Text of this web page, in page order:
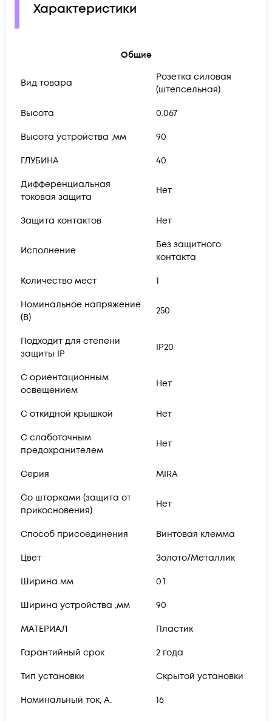
Характеристики
Общие
Вид товара
Розетка силовая
(штепсельная)
Высота 0.067
Высота устройства ,мм 90
ГЛУБИНА 40
Дифференциальная
токовая защита
Нет
Защита контактов Нет
Исполнение
Без защитного
контакта
Количество мест 1
Номинальное напряжение
(В)
250
Подходит для степени
защиты IP
IP20
С ориентационным
освещением
Нет
С откидной крышкой Нет
С слаботочным
предохранителем
Нет
Серия MIRA
Со шторками (защита от
прикосновения)
Нет
Способ присоединения Винтовая клемма
Цвет Золото/Металлик
Ширина мм 0.1
Ширина устройства ,мм 90
МАТЕРИАЛ Пластик
Гарантийный срок 2 года
Тип установки Скрытой установки
Номинальный ток, А. 16